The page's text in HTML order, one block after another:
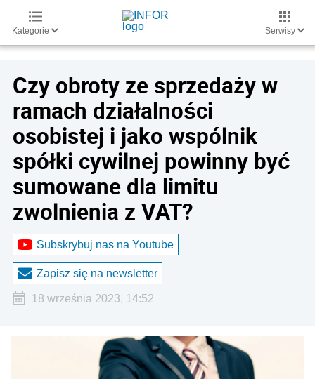
Kategorie Serwisy
Czy obroty ze sprzedaży w
ramach działalności
osobistej i jako wspólnik
spółki cywilnej powinny być
sumowane dla limitu
zwolnienia z VAT?
Subskrybuj nas na Youtube
Zapisz się na newsletter
18 września 2023, 14:52